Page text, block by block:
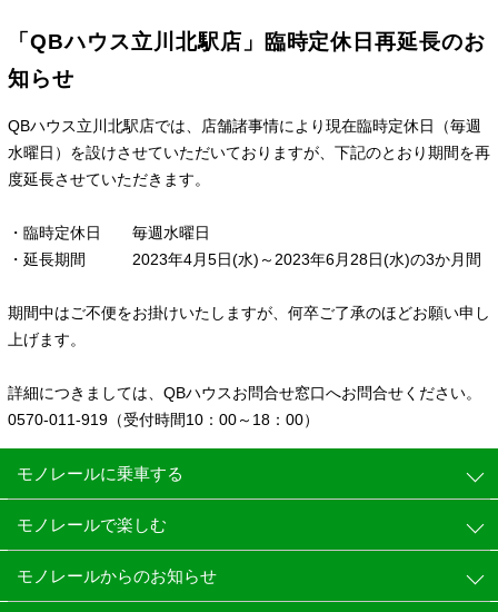
「QBハウス立川北駅店」臨時定休日再延長のお
知らせ
QBハウス立川北駅店では、店舗諸事情により現在臨時定休日（毎週
水曜日）を設けさせていただいておりますが、下記のとおり期間を再
度延長させていただきます。
・臨時定休日 毎週水曜日
・延長期間 2023年4月5日(水)～2023年6月28日(水)の3か月間
期間中はご不便をお掛けいたしますが、何卒ご了承のほどお願い申し
上げます。
詳細につきましては、QBハウスお問合せ窓口へお問合せください。
0570-011-919（受付時間10：00～18：00）
モノレールに乗車する
モノレールで楽しむ
モノレールからのお知らせ